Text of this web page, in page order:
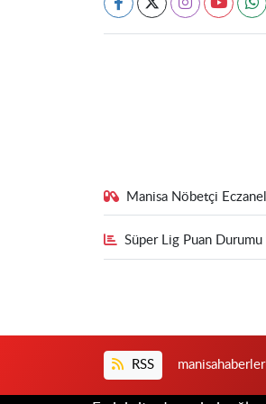
Manisa Nöbetçi
Süper Lig Puan
RSS